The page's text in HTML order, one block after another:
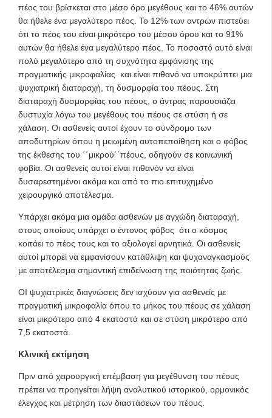
πέος του βρίσκεται στο μέσο όρο μεγέθους και το 46% αυτών
θα ήθελε ένα μεγαλύτερο πέος. Το 12% των αντρών πιστεύει
ότι το πέος του είναι μικρότερο του μέσου όρου και το 91%
αυτών θα ήθελε ένα μεγαλύτερο πέος. Το ποσοστό αυτό είναι
πολύ μεγαλύτερο από τη συχνότητα εμφάνισης της
πραγματικής μικροφαλίας και είναι πιθανό να υποκρύπτει μια
ψυχιατρική διαταραχή, τη δυσμορφία του πέους. Στη
διαταραχή δυσμορφίας του πέους, ο άντρας παρουσιάζει
δυστυχία λόγω του μεγέθους του πέους σε στύση ή σε
χάλαση. Οι ασθενείς αυτοί έχουν το σύνδρομο των
αποδυτηρίων όπου η μειωμένη αυτοπεποίθηση και ο φόβος
της έκθεσης του ΄΄μικρού΄΄πέους, οδηγούν σε κοινωνική
φοβία. Οι ασθενείς αυτοί είναι πιθανόν να είναι
δυσαρεστημένοι ακόμα και από το πιο επιτυχημένο
χειρουργικό αποτέλεσμα.
Υπάρχει ακόμα μια ομάδα ασθενών με αγχώδη διαταραχή,
στους οποίους υπάρχει ο έντονος φόβος ότι ο κόσμος
κοιτάει το πέος τους και το αξιολογεί αρνητικά. Οι ασθενείς
αυτοί μπορεί να εμφανίσουν κατάθλιψη και ψυχαναγκασμούς
με αποτέλεσμα σημαντική επιδείνωση της ποιότητας ζωής.
ΟΙ ψυχιατρικές διαγνώσεις δεν ισχύουν για ασθενείς με
πραγματική μικροφαλία όπου το μήκος του πέους σε χάλαση
είναι μικρότερο από 4 εκατοστά και σε στύση μικρότερο από
7,5 εκατοστά.
Κλινική εκτίμηση
Πριν από χειρουργική επέμβαση για μεγέθυνση του πέους
πρέπει να προηγείται λήψη αναλυτικού ιστορικού, ορμονικός
έλεγχος και μέτρηση των διαστάσεων του πέους.